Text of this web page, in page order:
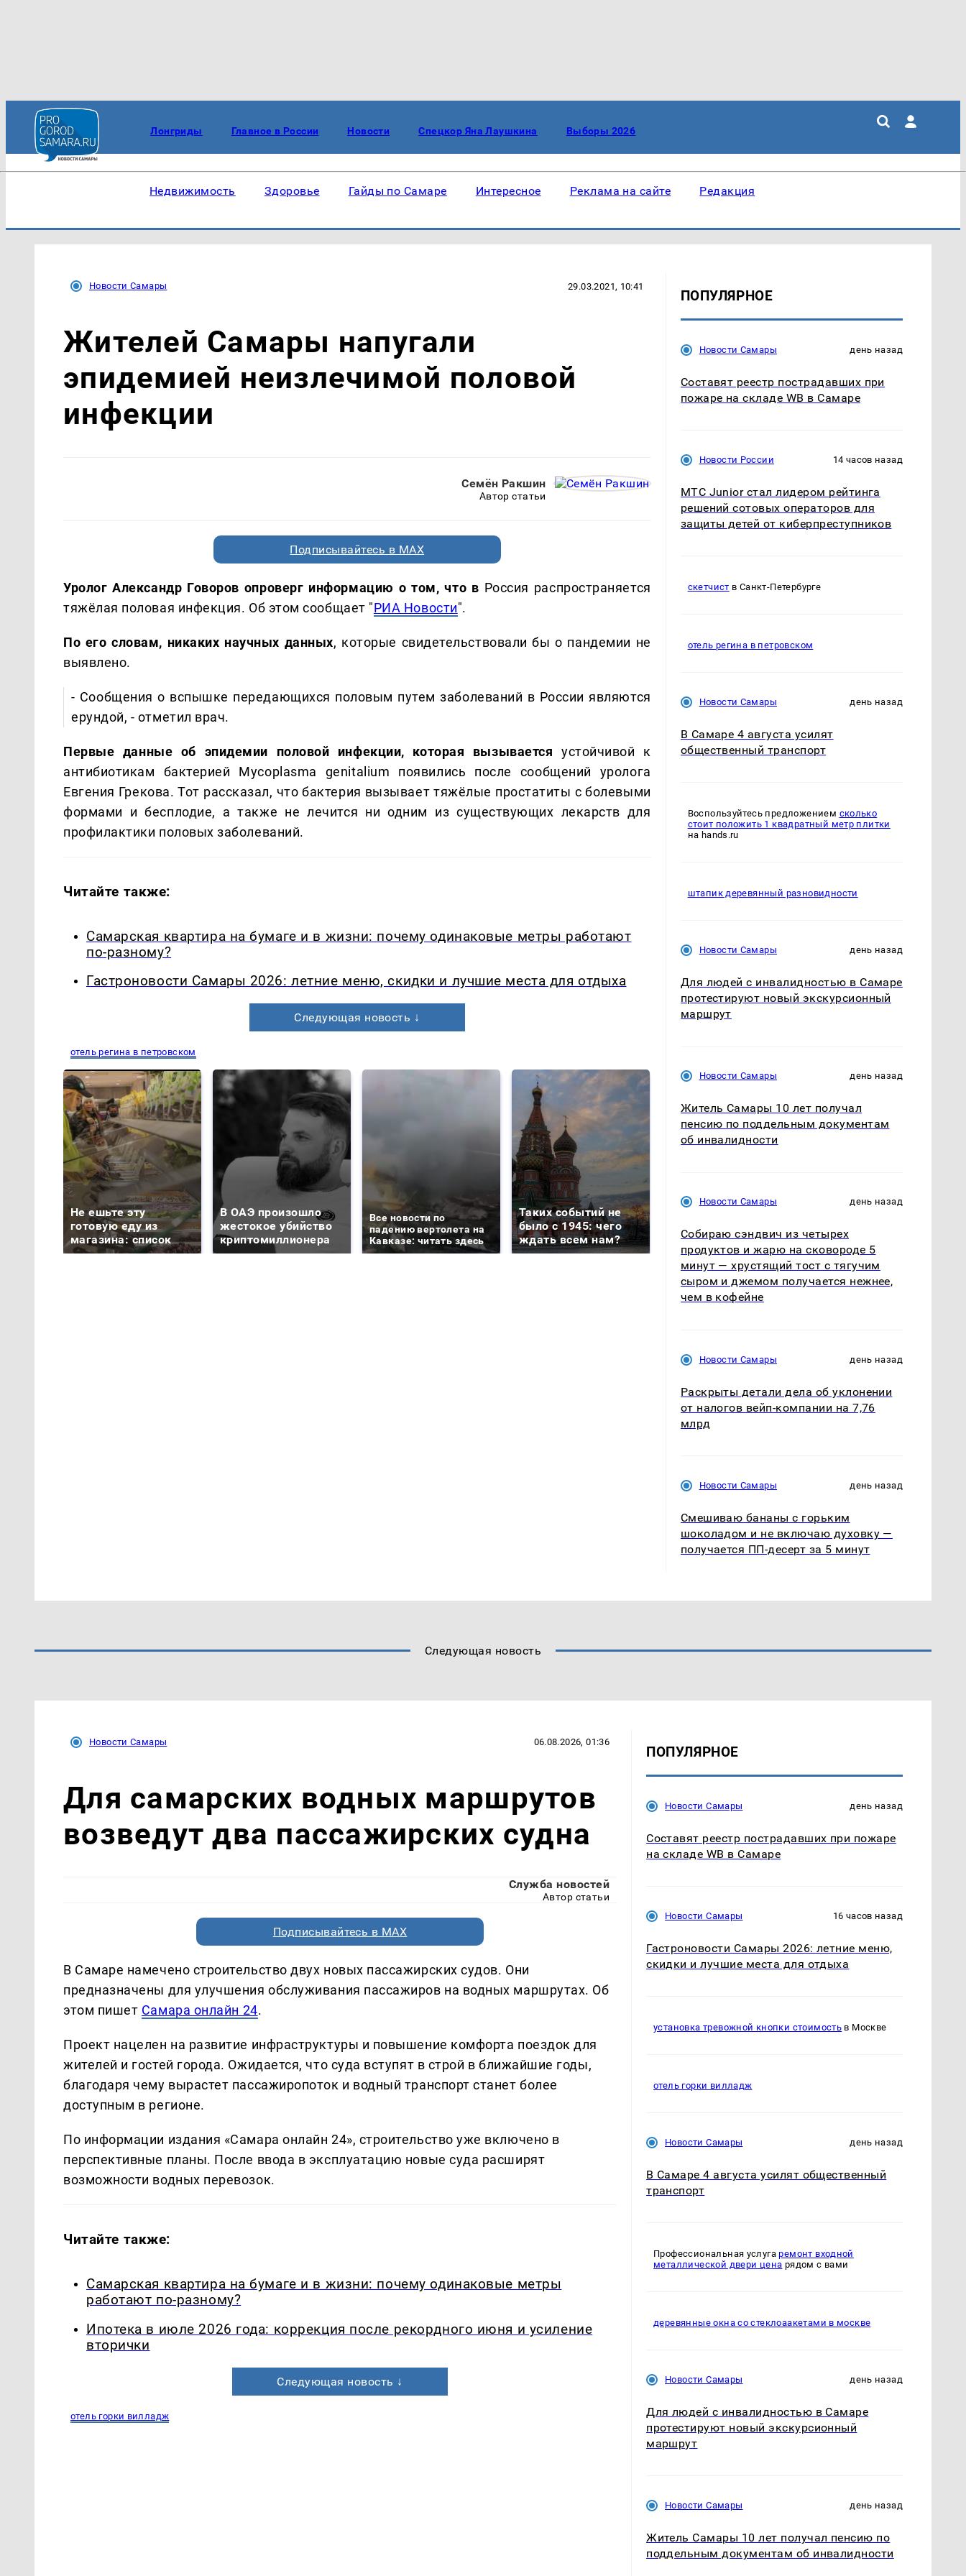
Лонгриды Главное в России Новости Спецкор Яна Лаушкина Выборы 2026
Недвижимость Здоровье Гайды по Самаре Интересное Реклама на сайте Редакция
Новости Самары 29.03.2021, 10:41
Жителей Самары напугали
эпидемией неизлечимой половой
инфекции
Семён Ракшин
Автор статьи
Подписывайтесь в MAX
Уролог Александр Говоров опроверг информацию о том, что в Россия распространяется
тяжёлая половая инфекция. Об этом сообщает "РИА Новости".
По его словам, никаких научных данных, которые свидетельствовали бы о пандемии не
выявлено.
- Сообщения о вспышке передающихся половым путем заболеваний в России являются
ерундой, - отметил врач.
Первые данные об эпидемии половой инфекции, которая вызывается устойчивой к
антибиотикам бактерией Mycoplasma genitalium появились после сообщений уролога
Евгения Грекова. Тот рассказал, что бактерия вызывает тяжёлые простатиты с болевыми
формами и бесплодие, а также не лечится ни одним из существующих лекарств для
профилактики половых заболеваний.
Читайте также:
Самарская квартира на бумаге и в жизни: почему одинаковые метры работают
по-разному?
Гастроновости Самары 2026: летние меню, скидки и лучшие места для отдыха
Следующая новость ↓
отель регина в петровском
Не ешьте эту
готовую еду из
магазина: список
В ОАЭ произошло
жестокое убийство
криптомиллионера
Все новости по
падению вертолета на
Кавказе: читать здесь
Таких событий не
было с 1945: чего
ждать всем нам?
ажиотаж из-за этого
продукта: что купить?
СМИ: В Химках на
подожгли.
ПОПУЛЯРНОЕ
Новости Самары день назад
Составят реестр пострадавших при
пожаре на складе WB в Самаре
Новости России 14 часов назад
МТС Junior стал лидером рейтинга
решений сотовых операторов для
защиты детей от киберпреступников
скетчист в Санкт-Петербурге
отель регина в петровском
Новости Самары день назад
В Самаре 4 августа усилят
общественный транспорт
Воспользуйтесь предложением сколько
стоит положить 1 квадратный метр плитки
на hands.ru
штапик деревянный разновидности
Новости Самары день назад
Для людей с инвалидностью в Самаре
протестируют новый экскурсионный
маршрут
Новости Самары день назад
Житель Самары 10 лет получал
пенсию по поддельным документам
об инвалидности
Новости Самары день назад
Собираю сэндвич из четырех
продуктов и жарю на сковороде 5
минут — хрустящий тост с тягучим
сыром и джемом получается нежнее,
чем в кофейне
Новости Самары день назад
Раскрыты детали дела об уклонении
от налогов вейп-компании на 7,76
млрд
Новости Самары день назад
Смешиваю бананы с горьким
шоколадом и не включаю духовку —
получается ПП-десерт за 5 минут
Следующая новость
Новости Самары 06.08.2026, 01:36
Для самарских водных маршрутов
возведут два пассажирских судна
Служба новостей
Автор статьи
Подписывайтесь в MAX
В Самаре намечено строительство двух новых пассажирских судов. Они
предназначены для улучшения обслуживания пассажиров на водных маршрутах. Об
этом пишет Самара онлайн 24.
Проект нацелен на развитие инфраструктуры и повышение комфорта поездок для
жителей и гостей города. Ожидается, что суда вступят в строй в ближайшие годы,
благодаря чему вырастет пассажиропоток и водный транспорт станет более
доступным в регионе.
По информации издания «Самара онлайн 24», строительство уже включено в
перспективные планы. После ввода в эксплуатацию новые суда расширят
возможности водных перевозок.
Читайте также:
Самарская квартира на бумаге и в жизни: почему одинаковые метры
работают по-разному?
Ипотека в июле 2026 года: коррекция после рекордного июня и усиление
вторички
Следующая новость ↓
отель горки вилладж
ПОПУЛЯРНОЕ
Новости Самары день назад
Составят реестр пострадавших при пожаре
на складе WB в Самаре
Новости Самары 16 часов назад
Гастроновости Самары 2026: летние меню,
скидки и лучшие места для отдыха
установка тревожной кнопки стоимость в Москве
отель горки вилладж
Новости Самары день назад
В Самаре 4 августа усилят общественный
транспорт
Профессиональная услугаремонт входной
металлической двери цена рядом с вами
деревянные окна со стеклоаакетами в москве
Новости Самары день назад
Для людей с инвалидностью в Самаре
протестируют новый экскурсионный
маршрут
Новости Самары день назад
Житель Самары 10 лет получал пенсию по
поддельным документам об инвалидности